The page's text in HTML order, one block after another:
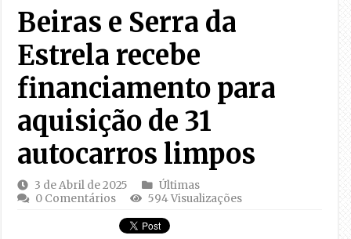
Beiras e Serra da
Estrela recebe
financiamento para
aquisição de 31
autocarros limpos
3 de Abril de 2025
Últimas
0 Comentários
594 Visualizações